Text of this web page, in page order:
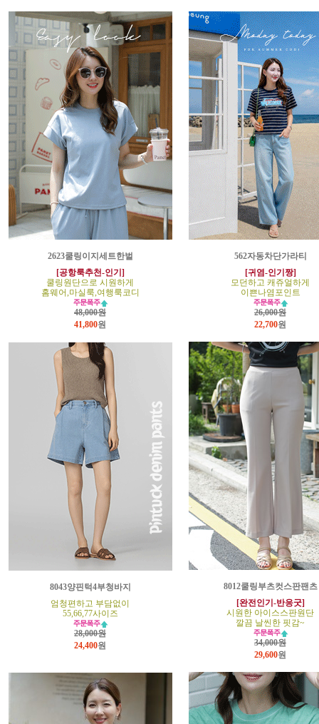
2623쿨링이지세트한벌
[공항룩추천-인기]
쿨링원단으로 시원하게
홈웨어,마실룩,여행룩코디
48,000원
41,800원
562자동차단가라티
[귀염-인기짱]
모던하고 캐쥬얼하게
이쁜나염포인트
26,000원
22,700원
8043양핀턱4부청바지
엄청편하고 부담없이
55,66,77사이즈
28,000원
24,400원
8012쿨링부츠컷스판팬츠
[완전인기-반응굿]
시원한 아이스스판원단
깔끔 날씬한 핏감~
34,000원
29,600원